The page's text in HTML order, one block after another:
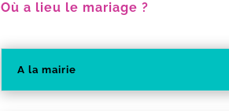
Où a lieu le mariage ?
A la mairie